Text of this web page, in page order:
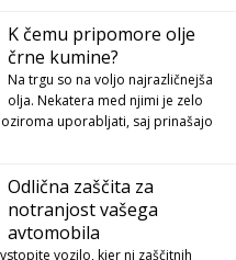
K čemu pripomore olje
črne kumine?
Na trgu so na voljo najrazličnejša
olja. Nekatera med njimi je zelo
uporabljati, saj prinašajo
Odlična zaščita za
notranjost vašega
avtomobila
vozilo, kjer ni zaščitnih